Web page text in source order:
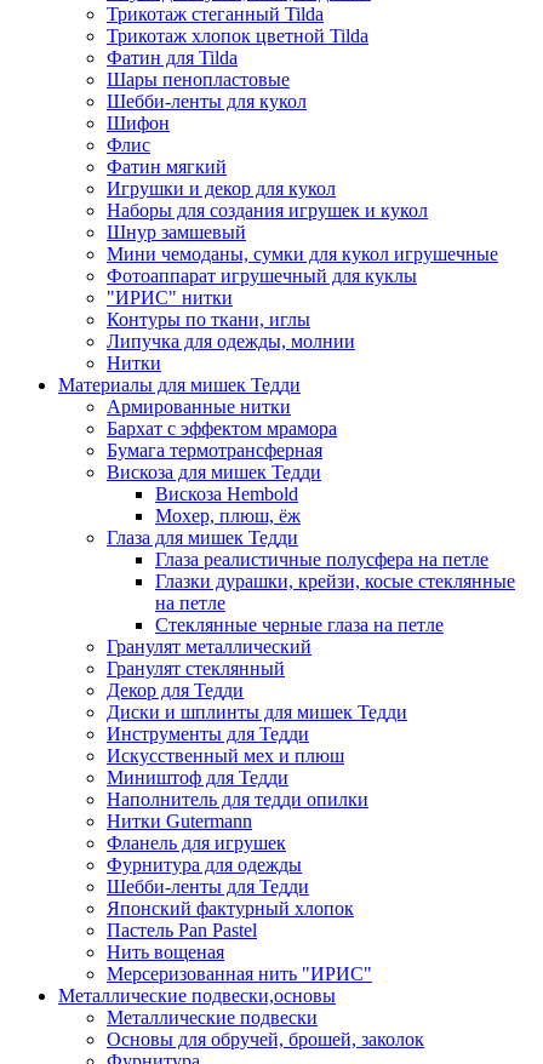
Трикотаж стеганный Tilda
Трикотаж хлопок цветной Tilda
Фатин для Tilda
Шары пенопластовые
Шебби-ленты для кукол
Шифон
Флис
Фатин мягкий
Игрушки и декор для кукол
Наборы для создания игрушек и кукол
Шнур замшевый
Мини чемоданы, сумки для кукол игрушечные
Фотоаппарат игрушечный для куклы
"ИРИС" нитки
Контуры по ткани, иглы
Липучка для одежды, молнии
Нитки
Материалы для мишек Тедди
Армированные нитки
Бархат с эффектом мрамора
Бумага термотрансферная
Вискоза для мишек Тедди
Вискоза Hembold
Мохер, плюш, ёж
Глаза для мишек Тедди
Глаза реалистичные полусфера на петле
Глазки дурашки, крейзи, косые стеклянные
на петле
Стеклянные черные глаза на петле
Гранулят металлический
Гранулят стеклянный
Декор для Тедди
Диски и шплинты для мишек Тедди
Инструменты для Тедди
Искусственный мех и плюш
Миништоф для Тедди
Наполнитель для тедди опилки
Нитки Gutermann
Фланель для игрушек
Фурнитура для одежды
Шебби-ленты для Тедди
Японский фактурный хлопок
Пастель Pan Pastel
Нить вощеная
Мерсеризованная нить "ИРИС"
Металлические подвески,основы
Металлические подвески
Основы для обручей, брошей, заколок